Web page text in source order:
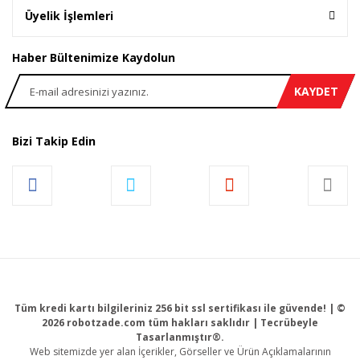
Üyelik İşlemleri
Haber Bültenimize Kaydolun
KAYDET
Bizi Takip Edin
Tüm kredi kartı bilgileriniz 256 bit ssl sertifikası ile güvende! | ©
2026 robotzade.com tüm hakları saklıdır | Tecrübeyle
Tasarlanmıştır®.
Web sitemizde yer alan İçerikler, Görseller ve Ürün Açıklamalarının